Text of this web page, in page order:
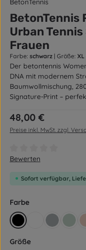
BetonTennis
BetonTennis
Urban
Frauen
Farbe: schwarz | Größe:
Der betontennis
DNA mit modernem
Baumwollmischung,
Signature-Print –
Regulärer Preis:
48,00 €
Preise inkl. MwSt. zzgl.
Durchschnittliche
Bewerten
Sofort verfügbar,
Farbe
schwarzweiß grau
Größe